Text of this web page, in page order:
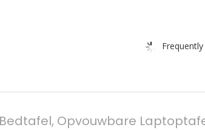
Bedtafel, Opvouwbare